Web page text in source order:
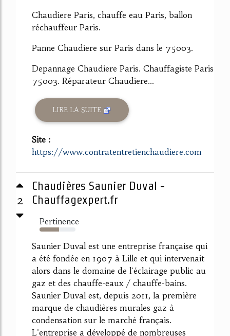
Chaudiere Paris, chauffe eau Paris, ballon
réchauffeur Paris.
Panne Chaudiere sur Paris dans le 75003.
Depannage Chaudiere Paris. Chauffagiste Paris
75003. Réparateur Chaudiere...
LIRE LA SUITE
Site :
https://www.contratentretienchaudiere.com
2
Chaudières Saunier Duval -
Chauffagexpert.fr
Pertinence
54%
Saunier Duval est une entreprise française qui
a été fondée en 1907 à Lille et qui intervenait
alors dans le domaine de l'éclairage public au
gaz et des chauffe-eaux / chauffe-bains.
Saunier Duval est, depuis 2011, la première
marque de chaudières murales gaz à
condensation sur le marché français.
L'entreprise a développé de nombreuses